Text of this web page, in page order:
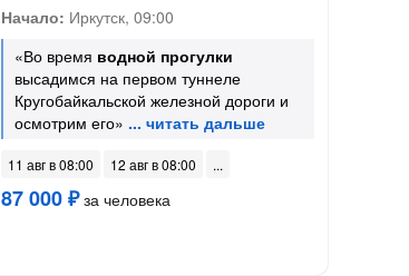
Начало: Иркутск, 09:00
«Во время водной прогулки
высадимся на первом туннеле
Кругобайкальской железной дороги и
осмотрим его»
11 авг в 08:00 12 авг в 08:00
87 000 ₽за человека